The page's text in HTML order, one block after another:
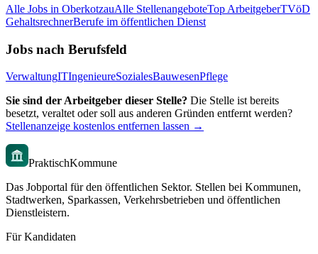
Alle Jobs in OberkotzauAlle StellenangeboteTop ArbeitgeberTVöD
GehaltsrechnerBerufe im öffentlichen Dienst
Jobs nach Berufsfeld
VerwaltungITIngenieureSozialesBauwesenPflege
Sie sind der Arbeitgeber dieser Stelle? Die Stelle ist bereits
besetzt, veraltet oder soll aus anderen Gründen entfernt werden?
Stellenanzeige kostenlos entfernen lassen →
PraktischKommune
Das Jobportal für den öffentlichen Sektor. Stellen bei Kommunen,
Stadtwerken, Sparkassen, Verkehrsbetrieben und öffentlichen
Dienstleistern.
Für Kandidaten